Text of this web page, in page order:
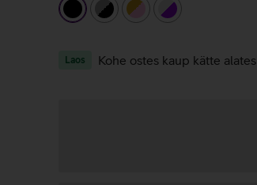
musthall/mustkuldne/heleroosa
hõbedane/lilla
Laos Kohe ostes kaup kätte alates